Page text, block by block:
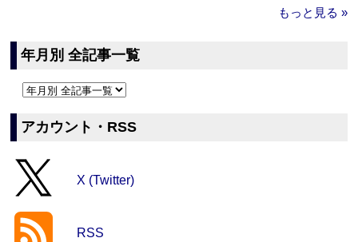
もっと見る »
年月別 全記事一覧
アカウント・RSS
X (Twitter)
RSS